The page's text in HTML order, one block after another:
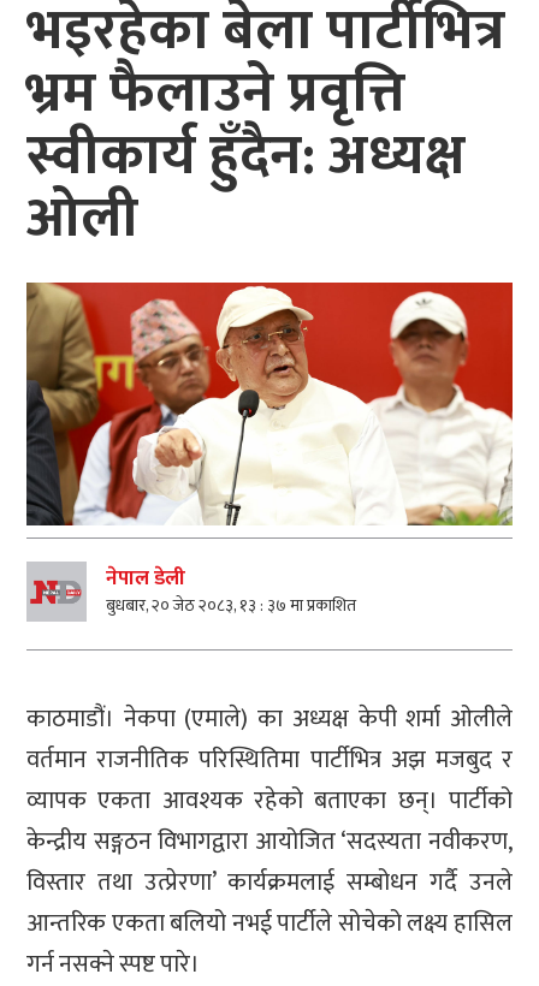
भइरहेका बेला पार्टीभित्र
भ्रम फैलाउने प्रवृत्ति
स्वीकार्य हुँदैन: अध्यक्ष
ओली
नेपाल डेली
बुधबार, २० जेठ २०८३, १३ : ३७ मा प्रकाशित
काठमाडौं। नेकपा (एमाले) का अध्यक्ष केपी शर्मा ओलीले
वर्तमान राजनीतिक परिस्थितिमा पार्टीभित्र अझ मजबुद र
व्यापक एकता आवश्यक रहेको बताएका छन्। पार्टीको
केन्द्रीय सङ्गठन विभागद्वारा आयोजित ‘सदस्यता नवीकरण,
विस्तार तथा उत्प्रेरणा’ कार्यक्रमलाई सम्बोधन गर्दै उनले
आन्तरिक एकता बलियो नभई पार्टीले सोचेको लक्ष्य हासिल
गर्न नसक्ने स्पष्ट पारे।